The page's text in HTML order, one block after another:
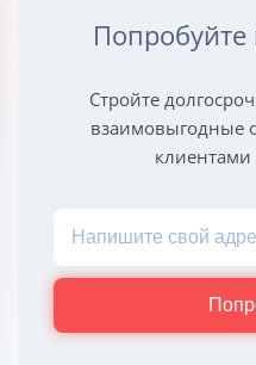
Стройте
взаимовыгодные
клиентами